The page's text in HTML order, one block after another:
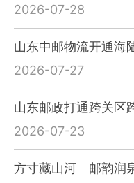
2026-07-28
山东中邮物流开通海
2026-07-27
山东邮政打通跨关区
2026-07-23
方寸藏山河 邮韵润